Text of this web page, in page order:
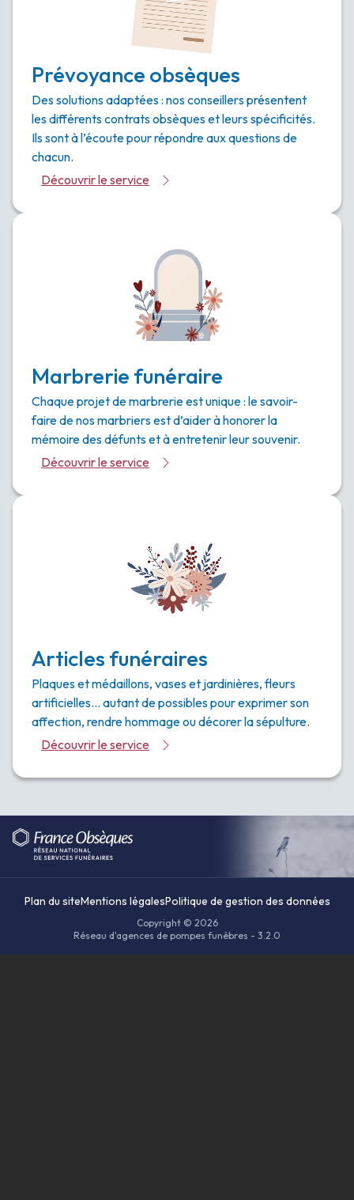
Prévoyance obsèques
Des solutions adaptées : nos conseillers présentent
les différents contrats obsèques et leurs spécificités.
Ils sont à l’écoute pour répondre aux questions de
chacun.
Découvrir le service
Marbrerie funéraire
Chaque projet de marbrerie est unique : le savoir-
faire de nos marbriers est d’aider à honorer la
mémoire des défunts et à entretenir leur souvenir.
Découvrir le service
Articles funéraires
Plaques et médaillons, vases et jardinières, fleurs
artificielles… autant de possibles pour exprimer son
affection, rendre hommage ou décorer la sépulture.
Découvrir le service
Plan du siteMentions légalesPolitique de gestion des données
Copyright © 2026
Réseau d'agences de pompes funèbres - 3.2.0